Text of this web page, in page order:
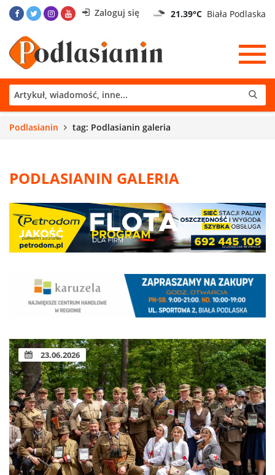
Zaloguj się 21.39°C Biała Podlaska
Podlasianin tag: Podlasianin galeria
PODLASIANIN GALERIA
23.06.2026